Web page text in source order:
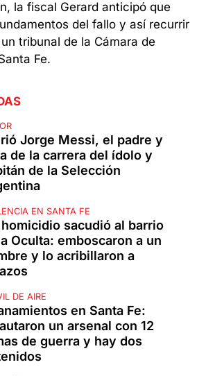
la fiscal Gerard anticipó que
del fallo y así recurrir
tribunal de la Cámara de
Fe.
Jorge Messi, el padre y
de la carrera del ídolo y
de la Selección
EN SANTA FE
homicidio sacudió al barrio
Oculta: emboscaron a un
y lo acribillaron a
DE AIRE
en Santa Fe:
un arsenal con 12
de guerra y hay dos